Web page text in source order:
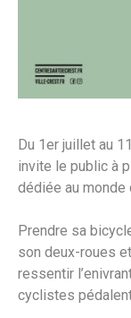
Du 1er juillet au
invite le public à
dédiée au monde
Prendre sa
son deux-roues
ressentir
cyclistes